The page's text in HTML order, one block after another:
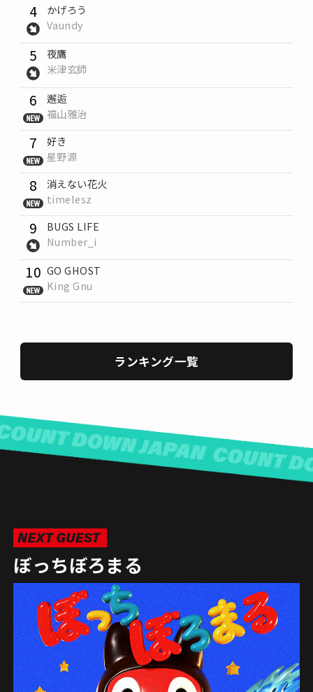
4
かげろう
Vaundy
5
夜鷹
米津玄師
6
邂逅
福山雅治
7
好き
星野源
8
消えない花火
timelesz
9
BUGS LIFE
Number_i
10 GO GHOST
King Gnu
ランキング一覧
ぼっちぼろまる